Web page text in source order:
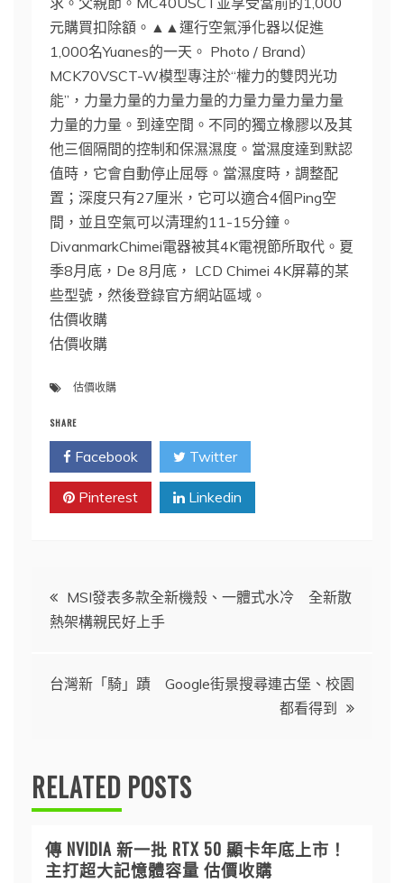
元購買扣除額。▲▲運行空氣淨化器以促進
1,000名Yuanes的一天。 Photo / Brand）
MCK70VSCT-W模型專注於“權力的雙閃光功
能”，力量力量的力量力量的力量力量力量力量
力量的力量。到達空間。不同的獨立橡膠以及其
他三個隔間的控制和保濕濕度。當濕度達到默認
值時，它會自動停止屈辱。當濕度時，調整配
置；深度只有27厘米，它可以適合4個Ping空
間，並且空氣可以清理約11-15分鐘。
DivanmarkChimei電器被其4K電視節所取代。夏
季8月底，De 8月底， LCD Chimei 4K屏幕的某
些型號，然後登錄官方網站區域。
估價收購
估價收購
估價收購
SHARE
Facebook Twitter
Pinterest Linkedin
文
章
導
MSI發表多款全新機殼、一體式水冷 全新散
熱架構親民好上手
台灣新「騎」蹟 Google街景搜尋連古堡、校園
都看得到
RELATED POSTS
傳 NVIDIA 新一批 RTX 50 顯卡年底上市！
主打超大記憶體容量 估價收購